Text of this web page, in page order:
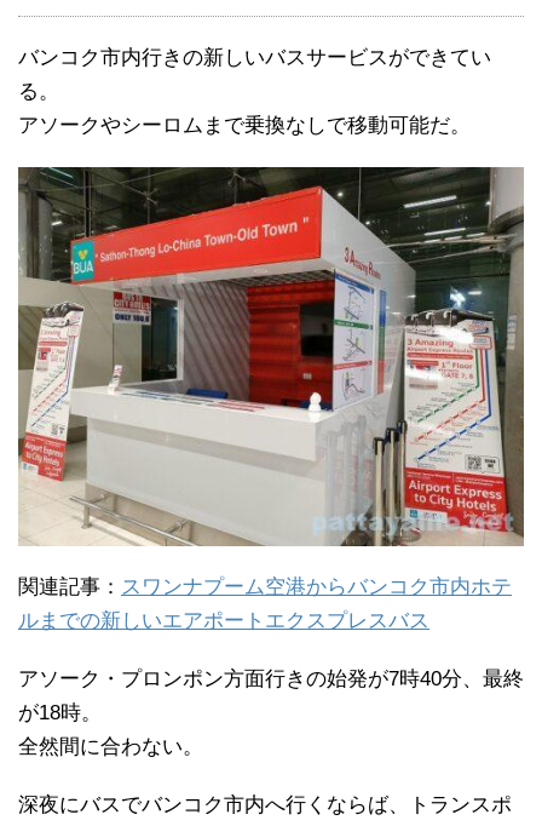
バンコク市内行きの新しいバスサービスができてい
る。
アソークやシーロムまで乗換なしで移動可能だ。
関連記事： スワンナプーム空港からバンコク市内ホテ
ルまでの新しいエアポートエクスプレスバス
アソーク・プロンポン方面行きの始発が7時40分、最終
が18時。
全然間に合わない。
深夜にバスでバンコク市内へ行くならば、トランスポ